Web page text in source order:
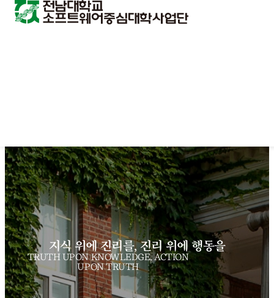
지식 위에 진리를, 진리 위에 행동을
TRUTH UPON KNOWLEDGE, ACTION
UPON TRUTH